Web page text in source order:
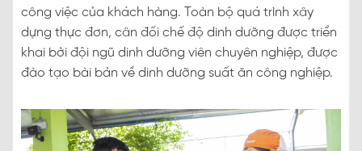
công việc của khách hàng. Toàn bộ quá trình xây
dựng thực đơn, cân đối chế độ dinh dưỡng được triển
khai bởi đội ngũ dinh dưỡng viên chuyên nghiệp, được
đào tạo bài bản về dinh dưỡng suất ăn công nghiệp.